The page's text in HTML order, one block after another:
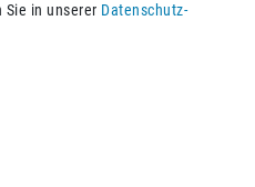
in unserer Daten­schutz­